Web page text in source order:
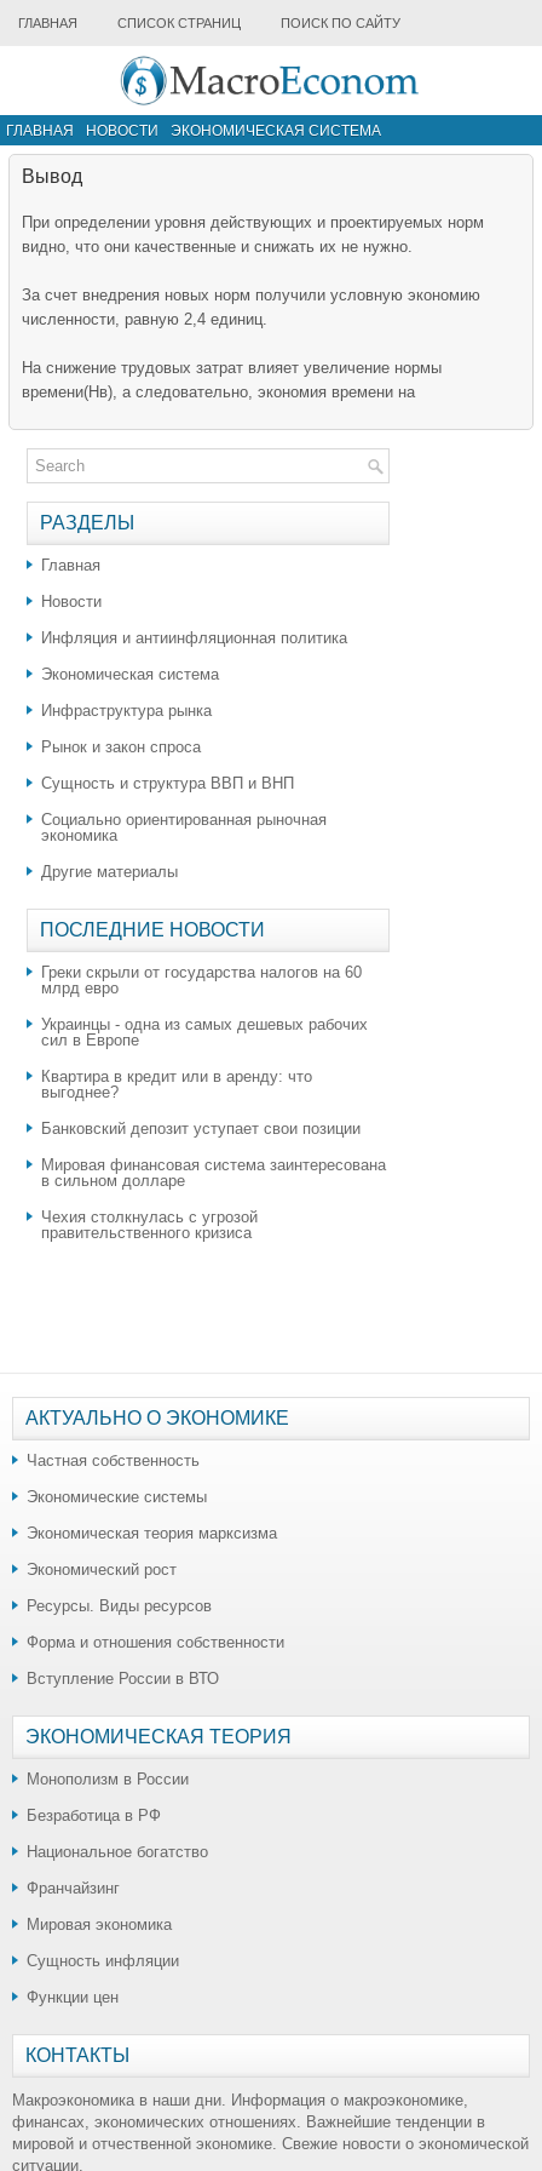
ГЛАВНАЯ СПИСОК СТРАНИЦ ПОИСК ПО САЙТУ
ГЛАВНАЯ НОВОСТИ
ЭКОНОМИЧЕСКАЯ СИСТЕМА
ИНФРАСТРУКТУРА РЫНКА
Вывод
При определении уровня действующих и проектируемых норм
видно, что они качественные и снижать их не нужно.
За счет внедрения новых норм получили условную экономию
численности, равную 2,4 единиц.
На снижение трудовых затрат влияет увеличение нормы
времени(Нв), а следовательно, экономия времени на
РАЗДЕЛЫ
Главная
Новости
Инфляция и антиинфляционная политика
Экономическая система
Инфраструктура рынка
Рынок и закон спроса
Сущность и структура ВВП и ВНП
Социально ориентированная рыночная
экономика
Другие материалы
ПОСЛЕДНИЕ НОВОСТИ
Греки скрыли от государства налогов на 60
млрд евро
Украинцы - одна из самых дешевых рабочих
сил в Европе
Квартира в кредит или в аренду: что
выгоднее?
​Банковский депозит уступает свои позиции
Мировая финансовая система заинтересована
в сильном долларе
Чехия столкнулась с угрозой
правительственного кризиса
АКТУАЛЬНО О ЭКОНОМИКЕ
Частная собственность
Экономические системы
Экономическая теория марксизма
Экономический рост
Ресурсы. Виды ресурсов
Форма и отношения собственности
Вступление России в ВТО
ЭКОНОМИЧЕСКАЯ ТЕОРИЯ
Монополизм в России
Безработица в РФ
Национальное богатство
Франчайзинг
Мировая экономика
Сущность инфляции
Функции цен
КОНТАКТЫ
Макроэкономика в наши дни. Информация о макроэкономике,
финансах, экономических отношениях. Важнейшие тенденции в
мировой и отчественной экономике. Свежие новости о экономической
ситуации.